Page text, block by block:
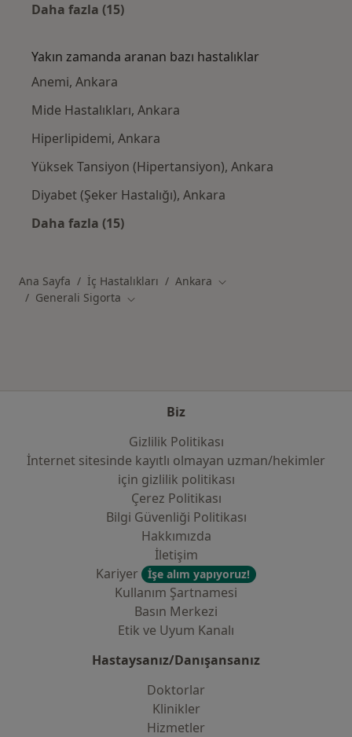
Daha fazla (15)
Yakın zamanda aranan bazı hastalıklar
Anemi, Ankara
Mide Hastalıkları, Ankara
Hiperlipidemi, Ankara
Yüksek Tansiyon (Hipertansiyon), Ankara
Diyabet (Şeker Hastalığı), Ankara
Daha fazla (15)
Ana Sayfa İç Hastalıkları Ankara Şehir değiştir
Generali Sigorta Şehir değiştir
Biz
Gizlilik Politikası
İnternet sitesinde kayıtlı olmayan uzman/hekimler
i̇çin gizlilik politikası
Çerez Politikası
Bilgi Güvenliği Politikası
Hakkımızda
İletişim
Kariyer
İşe alım yapıyoruz!
Kullanım Şartnamesi
Basın Merkezi
Etik ve Uyum Kanalı
Hastaysanız/Danışansanız
Doktorlar
Klinikler
Hizmetler